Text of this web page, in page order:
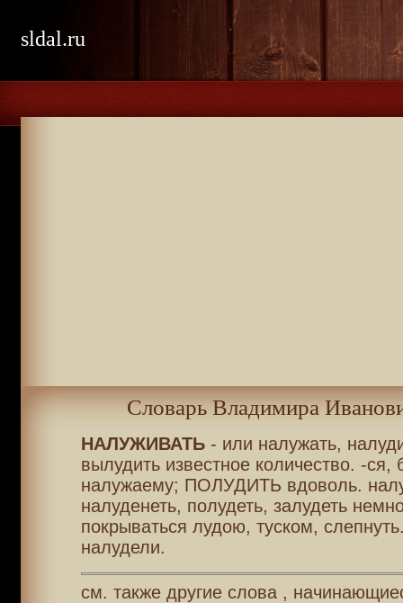
sldal.ru
Словарь Владимира
НАЛУЖИВАТЬ- или налужать,
вылудить известное количество. -ся,
налужаему; ПОЛУДИТЬ вдоволь.
налуденеть, полудеть, залудеть
покрываться лудою, туском,
налудели.
см. также другие слова ,